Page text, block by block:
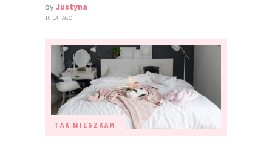
byJustyna
10 LAT AGO
TAK MIESZKAM